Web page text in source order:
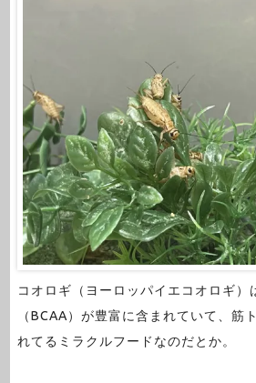
コオロギ（ヨーロッパイエコオロギ）
（BCAA）が豊富に含まれていて、筋
れてるミラクルフードなのだとか。